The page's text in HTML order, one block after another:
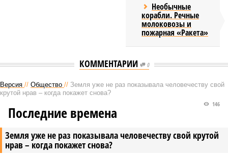
Необычные
корабли. Речные
молоковозы и
пожарная «Ракета»
КОММЕНТАРИИ 0
Версия // Общество // Земля уже не раз показывала человечеству свой
крутой нрав – когда покажет снова?
Земля уже не раз показывала человечеству свой крутой
нрав – когда покажет снова?
146
Последние времена